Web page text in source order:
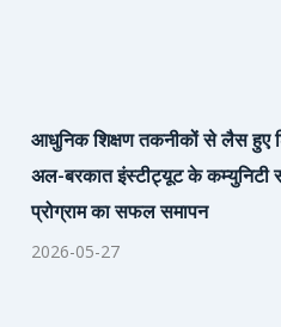
आधुनिक शिक्षण तकनीकों से लैस हुए
अल-बरकात इंस्टीट्यूट के कम्युनिटी
प्रोग्राम का सफल समापन
2026-05-27